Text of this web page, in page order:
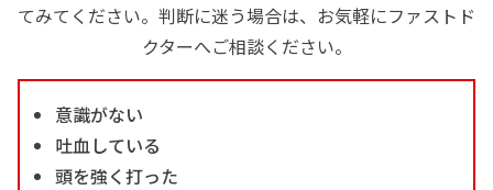
てみてください。判断に迷う場合は、お気軽にファストド
クターへご相談ください。
意識がない
吐血している
頭を強く打った